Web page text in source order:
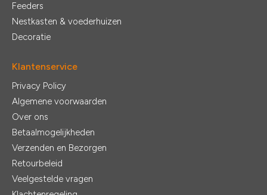
Feeders
Nestkasten & voederhuizen
Decoratie
Klantenservice
Privacy Policy
Algemene voorwaarden
Over ons
Betaalmogelijkheden
Verzenden en Bezorgen
Retourbeleid
Veelgestelde vragen